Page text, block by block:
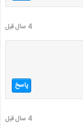
4 سال قبل
پاسخ
4 سال قبل